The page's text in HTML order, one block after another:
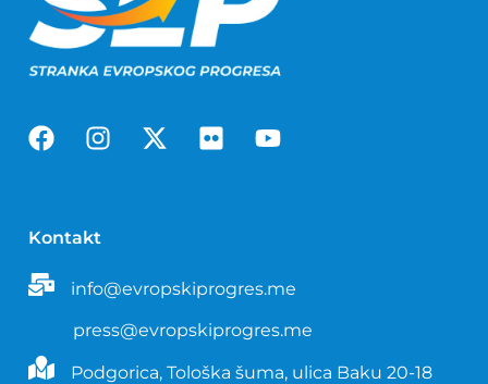
Kontakt
info@evropskiprogres.me
press@evropskiprogres.me
Podgorica, Tološka šuma, ulica Baku 20-18